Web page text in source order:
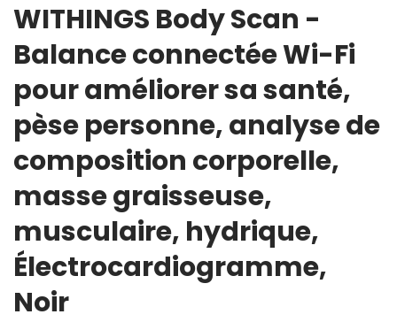
WITHINGS Body Scan -
Balance connectée Wi-Fi
pour améliorer sa santé,
pèse personne, analyse de
composition corporelle,
masse graisseuse,
musculaire, hydrique,
Électrocardiogramme,
Noir